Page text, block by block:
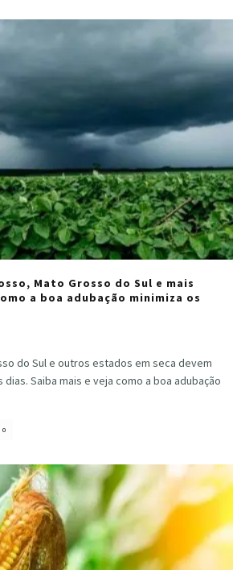
Mato Grosso do Sul e mais
a boa adubação minimiza os
do Sul e outros estados em seca devem
Saiba mais e veja como a boa adubação
0